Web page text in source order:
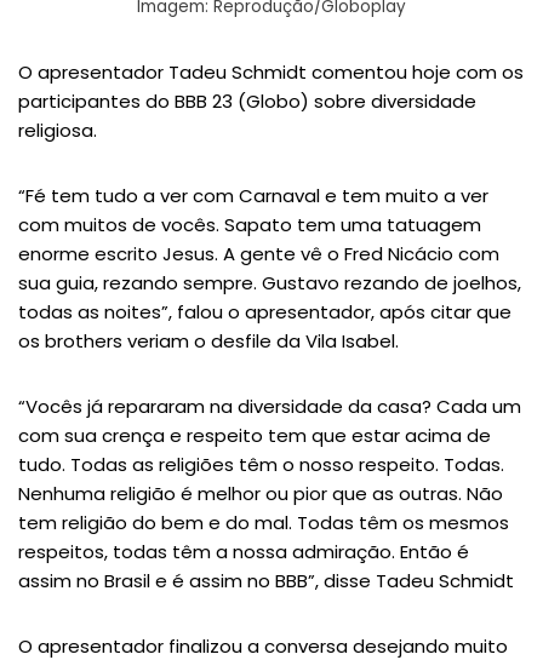
Imagem: Reprodução/Globoplay
O apresentador Tadeu Schmidt comentou hoje com os
participantes do BBB 23 (Globo) sobre diversidade
religiosa.
“Fé tem tudo a ver com Carnaval e tem muito a ver
com muitos de vocês. Sapato tem uma tatuagem
enorme escrito Jesus. A gente vê o Fred Nicácio com
sua guia, rezando sempre. Gustavo rezando de joelhos,
todas as noites”, falou o apresentador, após citar que
os brothers veriam o desfile da Vila Isabel.
“Vocês já repararam na diversidade da casa? Cada um
com sua crença e respeito tem que estar acima de
tudo. Todas as religiões têm o nosso respeito. Todas.
Nenhuma religião é melhor ou pior que as outras. Não
tem religião do bem e do mal. Todas têm os mesmos
respeitos, todas têm a nossa admiração. Então é
assim no Brasil e é assim no BBB”, disse Tadeu Schmidt
O apresentador finalizou a conversa desejando muito